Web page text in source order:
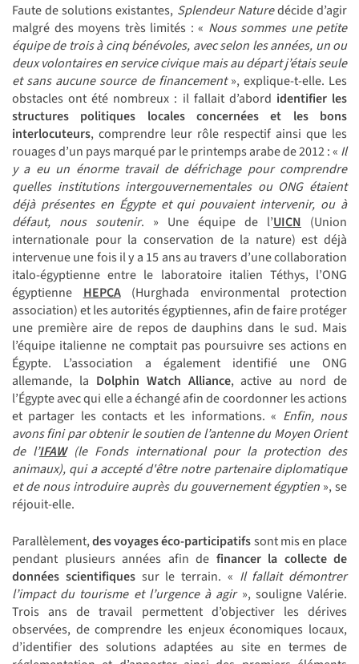
Faute de solutions existantes, Splendeur Naturedécide d’agir
malgré des moyens très limités : « Nous sommes une petite
équipe de trois à cinq bénévoles, avec selon les années, un ou
deux volontaires en service civique mais au départ j’étais seule
et sans aucune source de financement», explique-t-elle. Les
obstacles ont été nombreux : il fallait d’abord identifier les
structures politiques locales concernées et les bons
interlocuteurs, comprendre leur rôle respectif ainsi que les
rouages d’un pays marqué par le printemps arabe de 2012 : « Il
y a eu un énorme travail de défrichage pour comprendre
quelles institutions intergouvernementales ou ONG étaient
déjà présentes en Égypte et qui pouvaient intervenir, ou à
défaut, nous soutenir. » Une équipe de l’UICN (Union
internationale pour la conservation de la nature) est déjà
intervenue une fois il y a 15 ans au travers d’une collaboration
italo-égyptienne entre le laboratoire italien Téthys, l’ONG
égyptienne HEPCA(Hurghada environmental protection
association) et les autorités égyptiennes, afin de faire protéger
une première aire de repos de dauphins dans le sud. Mais
l’équipe italienne ne comptait pas poursuivre ses actions en
Égypte. L’association a également identifié une ONG
allemande, la Dolphin Watch Alliance, active au nord de
l’Égypte avec qui elle a échangé afin de coordonner les actions
et partager les contacts et les informations. « Enfin, nous
avons fini par obtenir le soutien de l’antenne du Moyen Orient
de l’IFAW (le Fonds international pour la protection des
animaux), qui a accepté d'être notre partenaire diplomatique
et de nous introduire auprès du gouvernement égyptien », se
réjouit-elle.
Parallèlement,des voyages éco-participatifssont mis en place
pendant plusieurs années afin de financer la collecte de
données scientifiquessur le terrain. « Il fallait démontrer
l’impact du tourisme et l’urgence à agir », souligne Valérie.
Trois ans de travail permettent d’objectiver les dérives
observées, de comprendre les enjeux économiques locaux,
d’identifier des solutions adaptées au site en termes de